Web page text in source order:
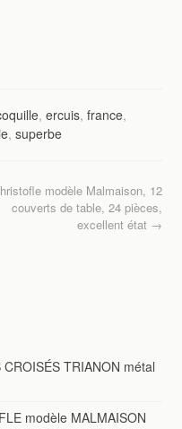
,ercuis,france,
,superbe
modèle Malmaison, 12
couverts de table, 24 pièces,
excellent état →
TRIANON métal
modèle MALMAISON